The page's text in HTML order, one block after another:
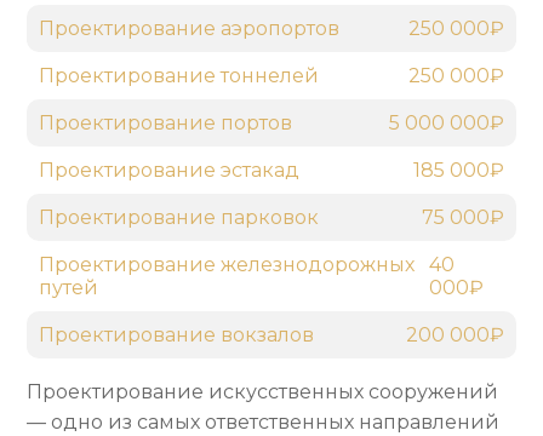
Проектирование искусственных сооружений
— одно из самых ответственных направлений
Проектирование аэропортов 250 000₽
Проектирование тоннелей 250 000₽
Проектирование портов 5 000 000₽
Проектирование эстакад 185 000₽
Проектирование парковок 75 000₽
Проектирование железнодорожных
путей
40
000₽
Проектирование вокзалов 200 000₽